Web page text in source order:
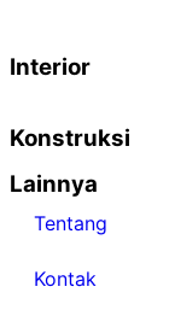
Interior
Konstruksi
Lainnya
Tentang
Kontak